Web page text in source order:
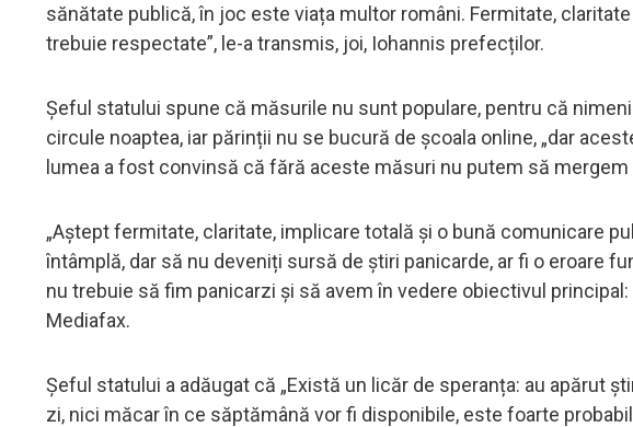
sănătate publică, în joc este viața multor români. Fermitate,
trebuie respectate”, le-a transmis, joi, Iohannis prefecților.
Șeful statului spune că măsurile nu sunt populare, pentru că
circule noaptea, iar părinții nu se bucură de școala online, „dar
lumea a fost convinsă că fără aceste măsuri nu putem să mergem
„Aștept fermitate, claritate, implicare totală și o bună comunicare
întâmplă, dar să nu deveniți sursă de știri panicarde, ar fi o eroare
nu trebuie să fim panicarzi și să avem în vedere obiectivul
Mediafax.
Șeful statului a adăugat că „Există un licăr de speranța: au apărut
zi, nici măcar în ce săptămână vor fi disponibile, este foarte